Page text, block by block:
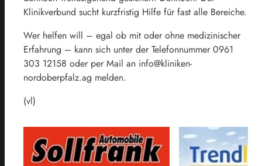
Klinikverbund sucht kurzfristig Hilfe für fast alle Bereiche.
Wer helfen will – egal ob mit oder ohne medizinischer
Erfahrung – kann sich unter der Telefonnummer 0961
303 12158 oder per Mail an info@kliniken-
nordoberpfalz.ag melden.
(vl)